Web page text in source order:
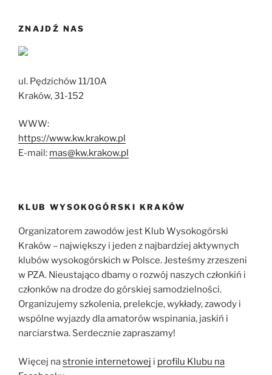
ZNAJDŹ NAS
ul. Pędzichów 11/10A
Kraków, 31-152
WWW:
https://www.kw.krakow.pl
E-mail: mas@kw.krakow.pl
KLUB WYSOKOGÓRSKI KRAKÓW
Organizatorem zawodów jest Klub Wysokogórski
Kraków – największy i jeden z najbardziej aktywnych
klubów wysokogórskich w Polsce. Jesteśmy zrzeszeni
w PZA. Nieustająco dbamy o rozwój naszych członkiń i
członków na drodze do górskiej samodzielności.
Organizujemy szkolenia, prelekcje, wykłady, zawody i
wspólne wyjazdy dla amatorów wspinania, jaskiń i
narciarstwa. Serdecznie zapraszamy!
Więcej nastronie internetowej i profilu Klubu na